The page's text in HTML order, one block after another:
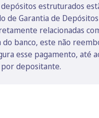
depósitos estruturados
de Garantia de
relacionadas
do banco, este não
esse pagamento, até
depositante.